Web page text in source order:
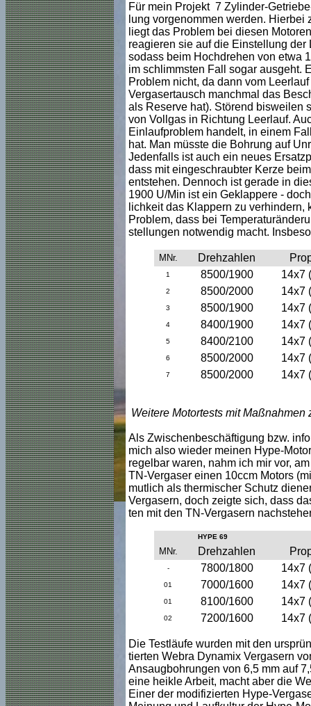
Für mein Projekt 7 Zylinder-
lung vorgenommen werden.
liegt das Problem bei diesen
reagieren sie auf die Einstellung
sodass beim Hochdrehen von etwa
im schlimmsten Fall sogar ausgeht.
Problem nicht, da dann vom
Vergasertausch manchmal das
als Reserve hat). Störend bisweilen
von Vollgas in Richtung Leerlauf.
Einlaufproblem handelt, in einem
hat. Man müsste die Bohrung auf
Jedenfalls ist auch ein neues
dass mit eingeschraubter Kerze
entstehen. Dennoch ist gerade in
1900 U/Min ist ein Geklappere -
lichkeit das Klappern zu
Problem, dass bei
stellungen notwendig macht.
MNr. Drehzahlen
1 8500/1900 14x7
2 8500/2000 14x7
3 8500/1900 14x7
4 8400/1900 14x7
5 8400/2100 14x7
6 8500/2000 14x7
7 8500/2000 14x7
Weitere Motortests mit
Als Zwischenbeschäftigung bzw.
mich also wieder meinen Hype-
regelbar waren, nahm ich mir vor,
TN-Vergaser einen 10ccm Motors
mutlich als thermischer Schutz
Vergasern, doch zeigte sich, dass
ten mit den TN-Vergasern
HYPE 69
MNr. Drehzahlen
- 7800/1800 14x7
01 7000/1600 14x7
01 8100/1600 14x7
02 7200/1600 14x7
Die Testläufe wurden mit den
tierten Webra Dynamix Vergasern
Ansaugbohrungen von 6,5 mm auf
eine heikle Arbeit, macht aber die
Einer der modifizierten Hype-